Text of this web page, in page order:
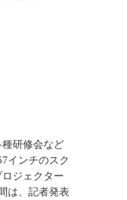
研修会など
インチのスク
ジェクター
は、記者発表